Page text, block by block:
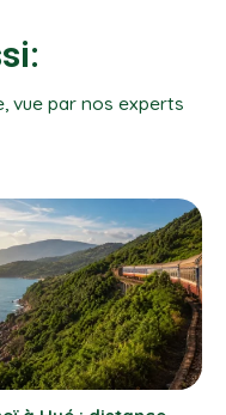
vue par nos experts